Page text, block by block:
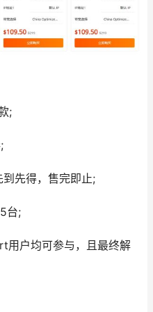
;
先得，售完即止;
台;
用户均可参与，且最终解